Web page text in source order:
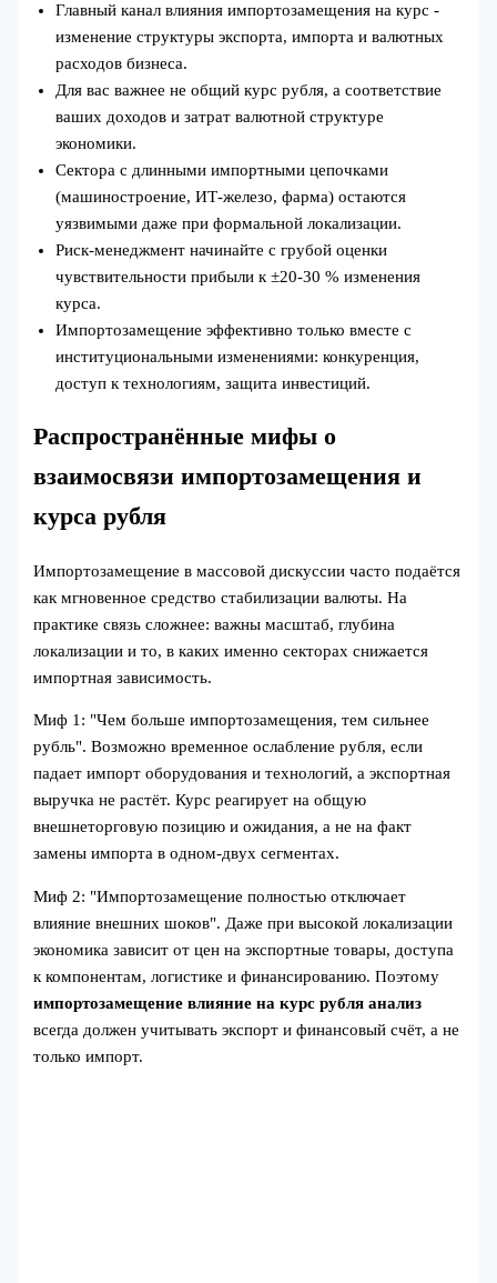
Главный канал влияния импортозамещения на курс -
изменение структуры экспорта, импорта и валютных
расходов бизнеса.
Для вас важнее не общий курс рубля, а соответствие
ваших доходов и затрат валютной структуре
экономики.
Сектора с длинными импортными цепочками
(машиностроение, ИТ‑железо, фарма) остаются
уязвимыми даже при формальной локализации.
Риск-менеджмент начинайте с грубой оценки
чувствительности прибыли к ±20-30 % изменения
курса.
Импортозамещение эффективно только вместе с
институциональными изменениями: конкуренция,
доступ к технологиям, защита инвестиций.
Распространённые мифы о
взаимосвязи импортозамещения и
курса рубля
Импортозамещение в массовой дискуссии часто подаётся
как мгновенное средство стабилизации валюты. На
практике связь сложнее: важны масштаб, глубина
локализации и то, в каких именно секторах снижается
импортная зависимость.
Миф 1: "Чем больше импортозамещения, тем сильнее
рубль". Возможно временное ослабление рубля, если
падает импорт оборудования и технологий, а экспортная
выручка не растёт. Курс реагирует на общую
внешнеторговую позицию и ожидания, а не на факт
замены импорта в одном-двух сегментах.
Миф 2: "Импортозамещение полностью отключает
влияние внешних шоков". Даже при высокой локализации
экономика зависит от цен на экспортные товары, доступа
к компонентам, логистике и финансированию. Поэтому
импортозамещение влияние на курс рубля анализ
всегда должен учитывать экспорт и финансовый счёт, а не
только импорт.